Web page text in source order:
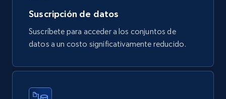
Google Shopping products search US
URL, Product id, Title, Final price, Initial price,
Currency, Rating, Reviews count, and more.
eCommerce
Suscripción de datos
Suscríbete para acceder a los conjuntos de
datos a un costo significativamente reducido.